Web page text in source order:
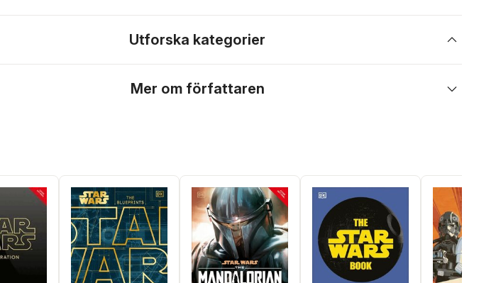
Utforska kategorier
Mer om författaren